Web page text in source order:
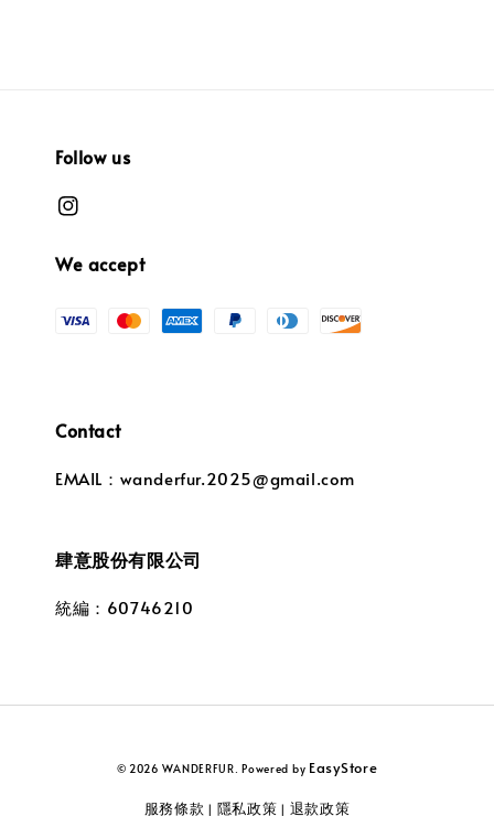
Follow us
We accept
Contact
EMAIL：wanderfur.2025@gmail.com
肆意股份有限公司
統編：60746210
© 2026 WANDERFUR. Powered by EasyStore
服務條款 | 隱私政策 | 退款政策